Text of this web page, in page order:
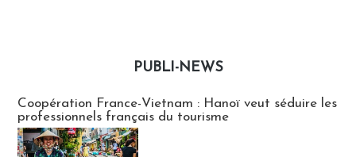
PUBLI-NEWS
Coopération France-Vietnam : Hanoï veut séduire les
professionnels français du tourisme